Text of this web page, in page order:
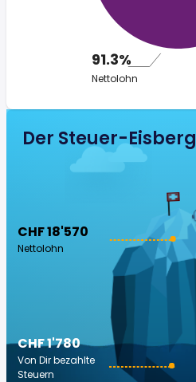
91.3%
Nettolohn
Der Steuer-Eisberg
CHF 18'570
Nettolohn
CHF 1'780
Von Dir bezahlte
Steuern